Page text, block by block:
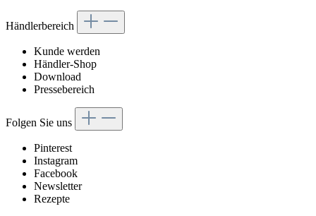
Händlerbereich
Kunde werden
Händler-Shop
Download
Pressebereich
Folgen Sie uns
Pinterest
Instagram
Facebook
Newsletter
Rezepte